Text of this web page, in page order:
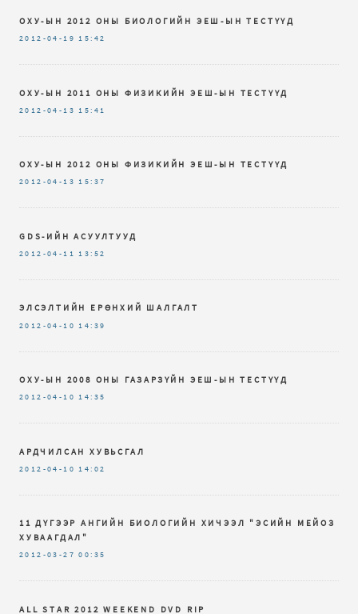
ОХУ-ЫН 2012 ОНЫ БИОЛОГИЙН ЭЕШ-ЫН ТЕСТҮҮД
2012-04-19 15:42
ОХУ-ЫН 2011 ОНЫ ФИЗИКИЙН ЭЕШ-ЫН ТЕСТҮҮД
2012-04-13 15:41
ОХУ-ЫН 2012 ОНЫ ФИЗИКИЙН ЭЕШ-ЫН ТЕСТҮҮД
2012-04-13 15:37
GDS-ИЙН АСУУЛТУУД
2012-04-11 13:52
ЭЛСЭЛТИЙН ЕРӨНХИЙ ШАЛГАЛТ
2012-04-10 14:39
ОХУ-ЫН 2008 ОНЫ ГАЗАРЗҮЙН ЭЕШ-ЫН ТЕСТҮҮД
2012-04-10 14:35
АРДЧИЛСАН ХУВЬСГАЛ
2012-04-10 14:02
11 ДҮГЭЭР АНГИЙН БИОЛОГИЙН ХИЧЭЭЛ "ЭСИЙН МЕЙОЗ
ХУВААГДАЛ"
2012-03-27 00:35
ALL STAR 2012 WEEKEND DVD RIP